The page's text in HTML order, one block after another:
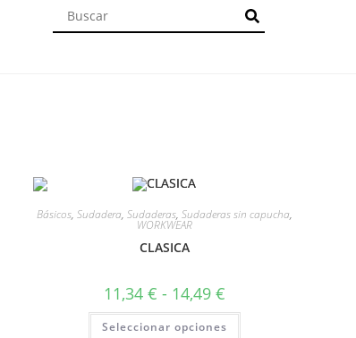
Básicos, Sudadera, Sudaderas, Sudaderas sin capucha,
WORKWEAR
CLASICA
11,34 € - 14,49 €
Seleccionar opciones